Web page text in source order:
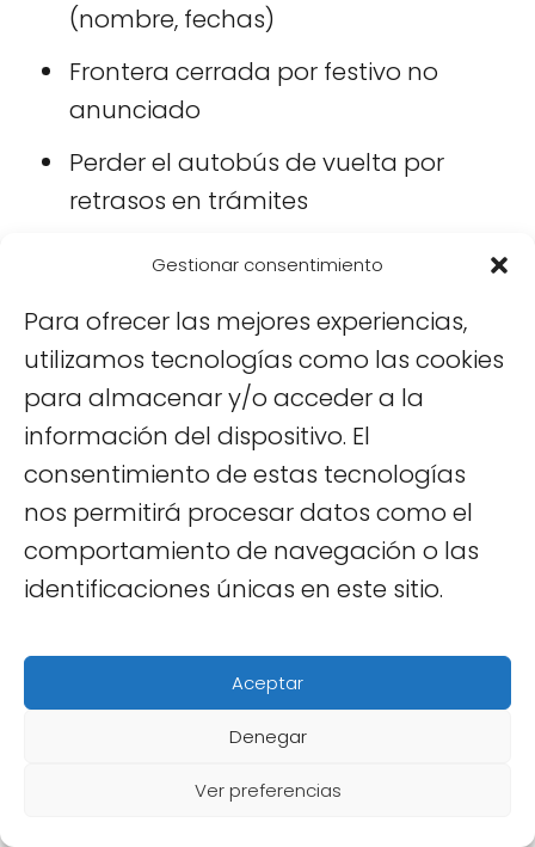
Gestionar consentimiento
Para ofrecer las mejores experiencias,
utilizamos tecnologías como las cookies
para almacenar y/o acceder a la
información del dispositivo. El
consentimiento de estas tecnologías
nos permitirá procesar datos como el
comportamiento de navegación o las
identificaciones únicas en este sitio.
Aceptar
Denegar
Ver preferencias
(nombre, fechas)
Frontera cerrada por festivo no
anunciado
Perder el autobús de vuelta por
retrasos en trámites
runs en el pasaporte, ten preparada una
justificación coherente: trabajo remoto,
turismo extendido, visita a familiares... Los
oficiales de frontera no van a investigar,
pero preguntan. Una respuesta tranquila
y segura ayuda mucho.
El seguro de viaje durante el
Mucha gente olvida que durante el visa
run está técnicamente en
para Vietnam puede no cubrir incidentes